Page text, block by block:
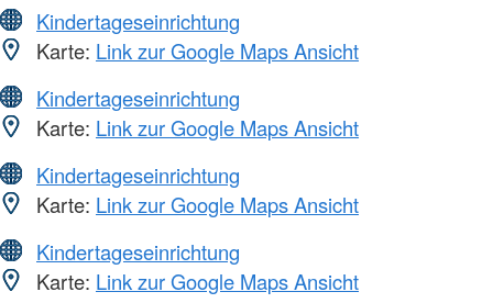
Kindertageseinrichtung
Karte: Link zur Google Maps Ansicht
Kindertageseinrichtung
Karte: Link zur Google Maps Ansicht
Kindertageseinrichtung
Karte: Link zur Google Maps Ansicht
Kindertageseinrichtung
Karte: Link zur Google Maps Ansicht